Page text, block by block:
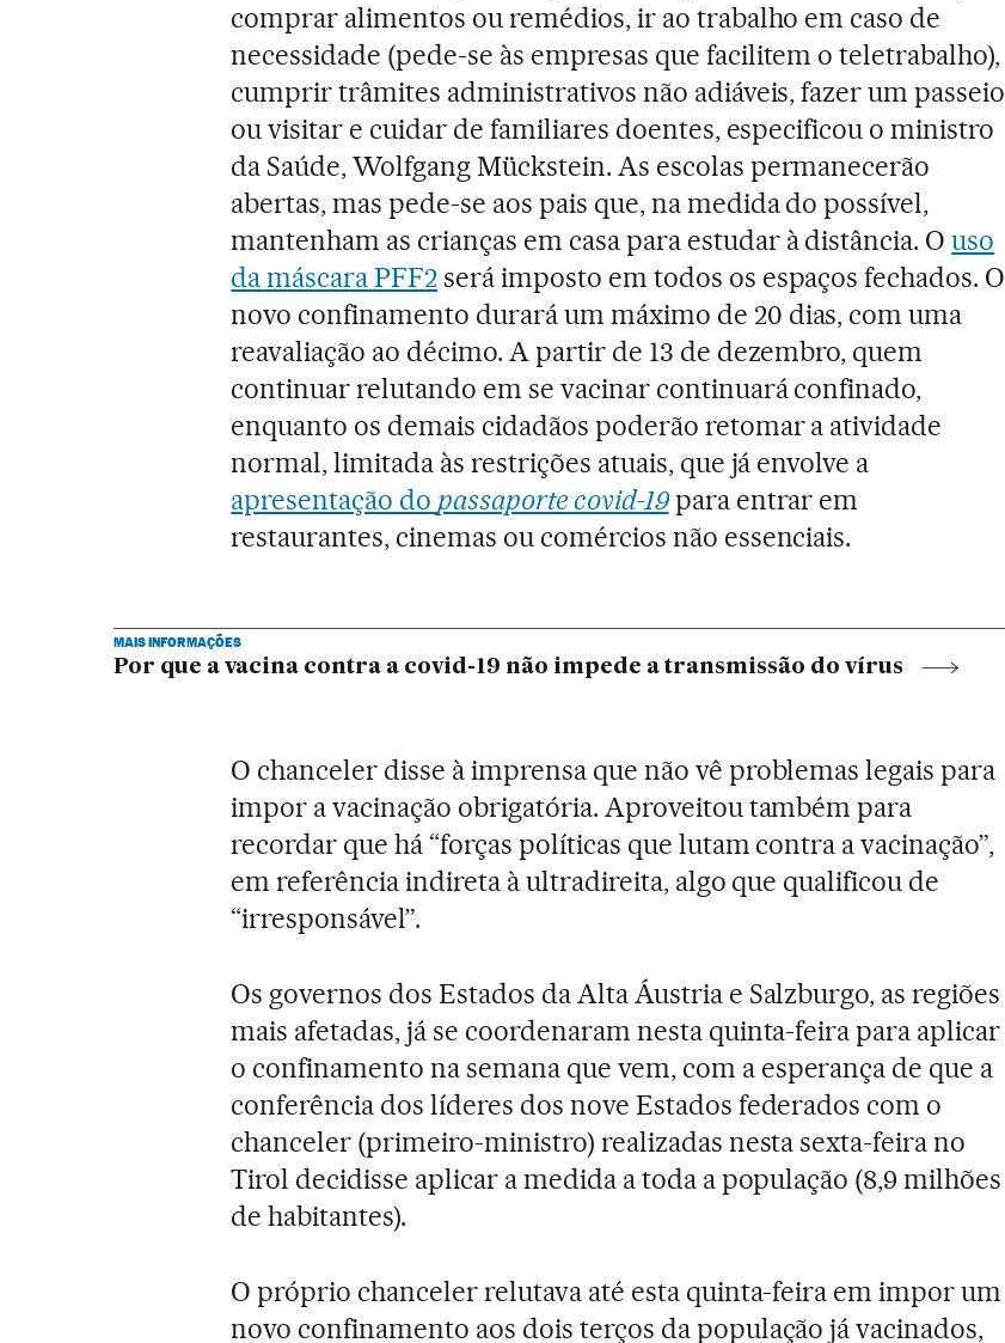
comprar alimentos ou remédios, ir ao trabalho em caso de
necessidade (pede-se às empresas que facilitem o teletrabalho),
cumprir trâmites administrativos não adiáveis, fazer um passeio
ou visitar e cuidar de familiares doentes, especificou o ministro
da Saúde, Wolfgang Mückstein. As escolas permanecerão
abertas, mas pede-se aos pais que, na medida do possível,
mantenham as crianças em casa para estudar à distância. Ouso
da máscara PFF2 será imposto em todos os espaços fechados. O
novo confinamento durará um máximo de 20 dias, com uma
reavaliação ao décimo. A partir de 13 de dezembro, quem
continuar relutando em se vacinar continuará confinado,
enquanto os demais cidadãos poderão retomar a atividade
normal, limitada às restrições atuais, que já envolve a
apresentação do passaporte covid-19para entrar em
restaurantes, cinemas ou comércios não essenciais.
MAIS INFORMAÇÕES
Por que a vacina contra a covid-19 não impede a transmissão do vírus
O chanceler disse à imprensa que não vê problemas legais para
impor a vacinação obrigatória. Aproveitou também para
recordar que há “forças políticas que lutam contra a vacinação”,
em referência indireta à ultradireita, algo que qualificou de
“irresponsável”.
Os governos dos Estados da Alta Áustria e Salzburgo, as regiões
mais afetadas, já se coordenaram nesta quinta-feira para aplicar
o confinamento na semana que vem, com a esperança de que a
conferência dos líderes dos nove Estados federados com o
chanceler (primeiro-ministro) realizadas nesta sexta-feira no
Tirol decidisse aplicar a medida a toda a população (8,9 milhões
de habitantes).
O próprio chanceler relutava até esta quinta-feira em impor um
novo confinamento aos dois terços da população já vacinados,